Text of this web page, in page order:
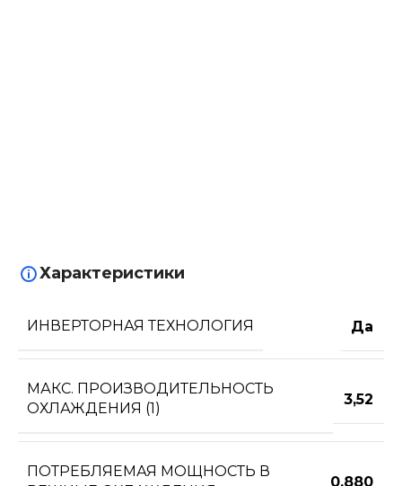
Характеристики
ИНВЕРТОРНАЯ ТЕХНОЛОГИЯ Да
МАКС. ПРОИЗВОДИТЕЛЬНОСТЬ
ОХЛАЖДЕНИЯ (1)
3,52
ПОТРЕБЛЯЕМАЯ МОЩНОСТЬ В
0,880